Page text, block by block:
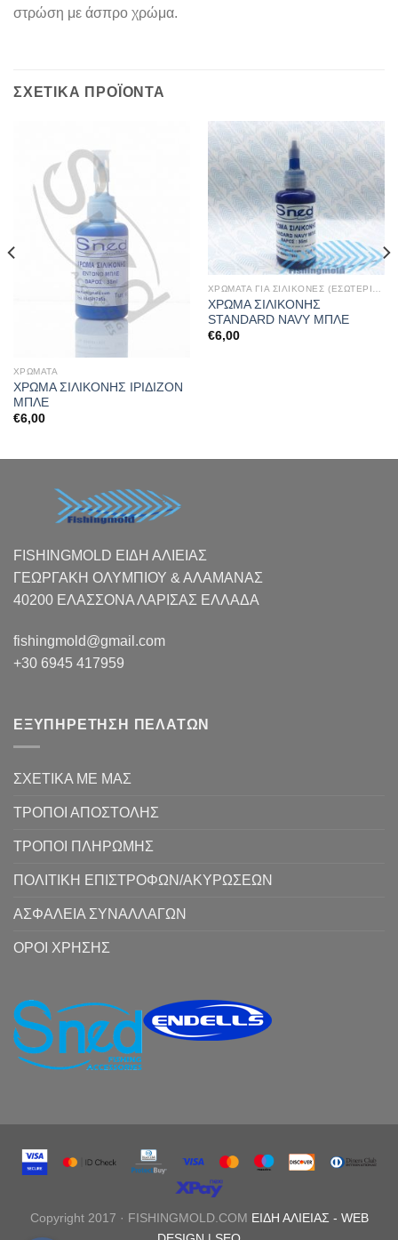
στρώση με άσπρο χρώμα.
ΣΧΕΤΙΚΆ ΠΡΟΪΌΝΤΑ
ΧΡΩΜΑΤΑ
ΧΡΩΜΑ ΣΙΛΙΚΟΝΗΣ ΙΡΙΔΙΖΟΝ
ΜΠΛΕ
€6,00
ΧΡΩΜΑΤΑ ΓΙΑ ΣΙΛΙΚΟΝΕΣ (ΕΣΩΤΕΡΙΚΑ)
ΧΡΩΜΑ ΣΙΛΙΚΟΝΗΣ
STANDARD NAVY ΜΠΛΕ
€6,00
FISHINGMOLD ΕΙΔΗ ΑΛΙΕΙΑΣ
ΓΕΩΡΓΑΚΗ ΟΛΥΜΠΙΟΥ & ΑΛΑΜΑΝΑΣ
40200 ΕΛΑΣΣΟΝΑ ΛΑΡΙΣΑΣ EΛΛΑΔΑ
fishingmold@gmail.com
+30 6945 417959
ΕΞΥΠΗΡΕΤΗΣΗ ΠΕΛΑΤΩΝ
ΣΧΕΤΙΚΑ ΜΕ ΜΑΣ
ΤΡΟΠΟΙ ΑΠΟΣΤΟΛΗΣ
ΤΡΟΠΟΙ ΠΛΗΡΩΜΗΣ
ΠΟΛΙΤΙΚΗ ΕΠΙΣΤΡΟΦΩΝ/ΑΚΥΡΩΣΕΩΝ
ΑΣΦΑΛΕΙΑ ΣΥΝΑΛΛΑΓΩΝ
ΟΡΟΙ ΧΡΗΣΗΣ
Copyright 2017 · FISHINGMOLD.COM ΕΙΔΗ ΑΛΙΕΙΑΣ - WEB